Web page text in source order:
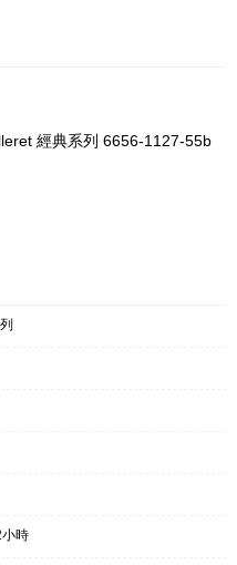
經典系列 6656-1127-55b
時